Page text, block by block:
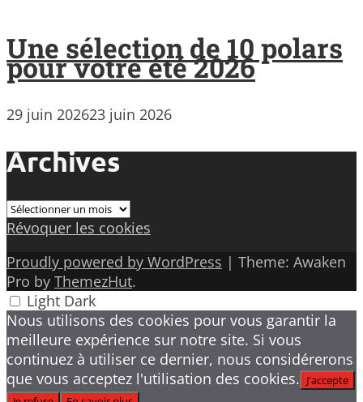
Une sélection de 10 polars
pour votre été 2026
29 juin 202623 juin 2026
Archives
Archives
Révoquer les cookies
Proudly powered by WordPress | Theme: Awaken
Pro by ThemezHut.
Light Dark
Nous utilisons des cookies pour vous garantir la
meilleure expérience sur notre site. Si vous
continuez à utiliser ce dernier, nous considérerons
que vous acceptez l'utilisation des cookies. J'accepte